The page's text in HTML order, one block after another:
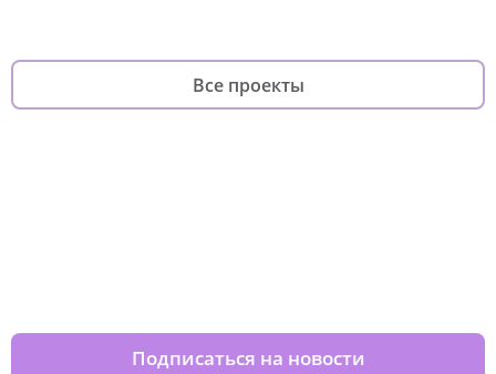
Все проекты
Подписаться на новости